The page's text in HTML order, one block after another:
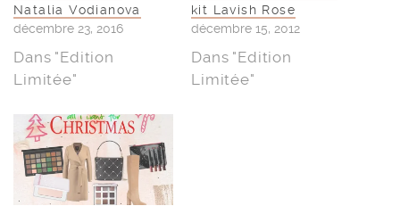
Natalia Vodianova
décembre 23, 2016
Dans "Edition
Limitée"
kit Lavish Rose
décembre 15, 2012
Dans "Edition
Limitée"